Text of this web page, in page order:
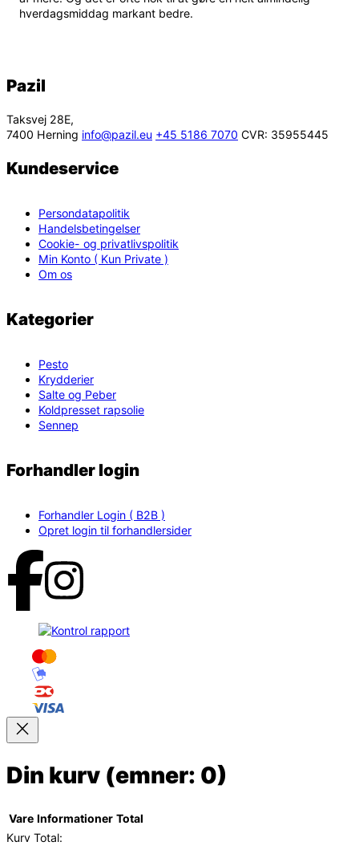
hverdagsmiddag markant bedre.
Pazil
Taksvej 28E,
7400 Herning info@pazil.eu +45 5186 7070 CVR: 35955445
Kundeservice
Persondatapolitik
Handelsbetingelser
Cookie- og privatlivspolitik
Min Konto ( Kun Private )
Om os
Kategorier
Pesto
Krydderier
Salte og Peber
Koldpresset rapsolie
Sennep
Forhandler login
Forhandler Login ( B2B )
Opret login til forhandlersider
Din kurv (emner: 0)
Vare Informationer Total
Kurv Total: